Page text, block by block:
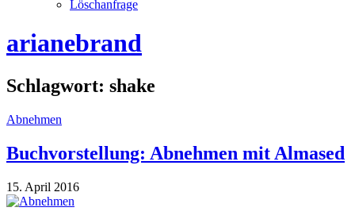
Löschanfrage
arianebrand
Schlagwort: shake
Abnehmen
Buchvorstellung: Abnehmen mit Almased
15. April 2016